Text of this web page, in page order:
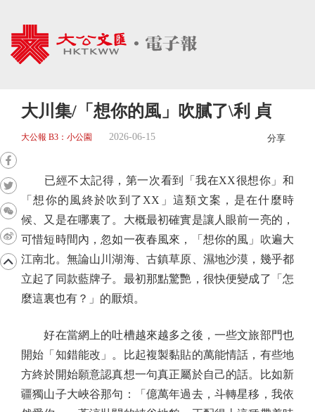
大川集/「想你的風」吹膩了\利 貞
大公報 B3：小公園 2026-06-15 分享
已經不太記得，第一次看到「我在XX很想你」和
「想你的風終於吹到了XX」這類文案，是在什麼時
候、又是在哪裏了。大概最初確實是讓人眼前一亮的，
可惜短時間內，忽如一夜春風來，「想你的風」吹遍大
江南北。無論山川湖海、古鎮草原、濕地沙漠，幾乎都
立起了同款藍牌子。最初那點驚艷，很快便變成了「怎
麼這裏也有？」的厭煩。
好在當網上的吐槽越來越多之後，一些文旅部門也
開始「知錯能改」。比起複製黏貼的萬能情話，有些地
方終於開始願意認真想一句真正屬於自己的話。比如新
疆獨山子大峽谷那句：「億萬年過去，斗轉星移，我依